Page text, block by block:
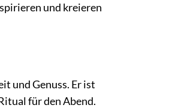
und kreieren
und Genuss. Er ist
für den Abend.